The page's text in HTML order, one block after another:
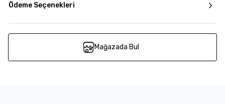
Ödeme Seçenekleri
Mağazada Bul